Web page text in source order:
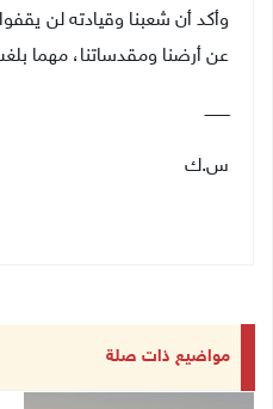
وأكد أن شعبنا وقيادته لن
عن أرضنا ومقدساتنا، مهما
ــــــــــ
س.ك
مواضيع ذات صلة